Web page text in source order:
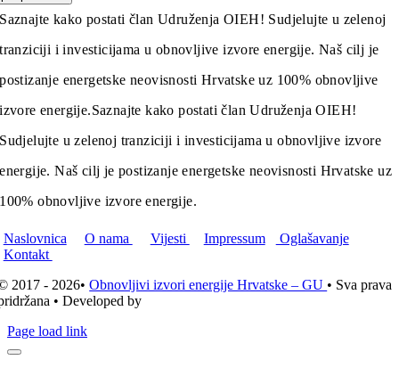
Saznajte kako postati član Udruženja OIEH! Sudjelujte u zelenoj
tranziciji i investicijama u obnovljive izvore energije. Naš cilj je
postizanje energetske neovisnosti Hrvatske uz 100% obnovljive
izvore energije.Saznajte kako postati član Udruženja OIEH!
Sudjelujte u zelenoj tranziciji i investicijama u obnovljive izvore
energije. Naš cilj je postizanje energetske neovisnosti Hrvatske uz
100% obnovljive izvore energije.
Naslovnica O nama Vijesti Impressum
Oglašavanje
Kontakt
2017 - 2026•Obnovljivi izvori energije Hrvatske – GU • Sva prava
• Developed by
Page load link